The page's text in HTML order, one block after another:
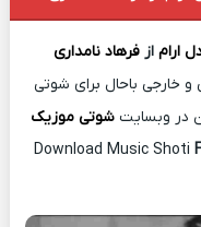
ارام از فرهاد نامداری
و خارجی باحال برای شوتی
در وبسایتشوتی موزیک
Download Music Shoti